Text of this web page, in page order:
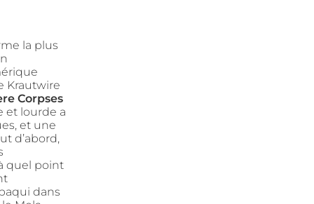
la plus
Krautwire
Corpses
et lourde a
et une
d’abord,
quel point
dans